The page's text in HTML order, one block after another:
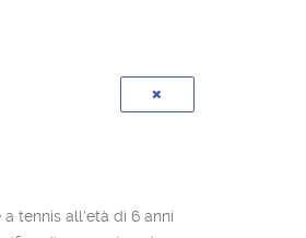
tennis all’età di 6 anni